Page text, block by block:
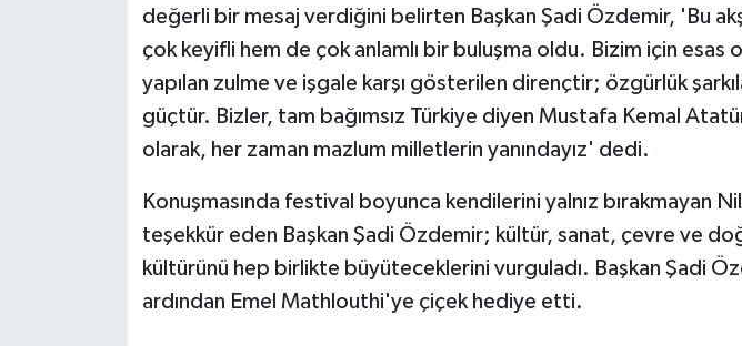
değerli bir mesaj verdiğini belirten Başkan Şadi Özdemir, 'Bu
çok keyifli hem de çok anlamlı bir buluşma oldu. Bizim için esas
yapılan zulme ve işgale karşı gösterilen dirençtir; özgürlük
güçtür. Bizler, tam bağımsız Türkiye diyen Mustafa Kemal
olarak, her zaman mazlum milletlerin yanındayız' dedi.
Konuşmasında festival boyunca kendilerini yalnız bırakmayan
teşekkür eden Başkan Şadi Özdemir; kültür, sanat, çevre ve
kültürünü hep birlikte büyüteceklerini vurguladı. Başkan Şadi
ardından Emel Mathlouthi'ye çiçek hediye etti.